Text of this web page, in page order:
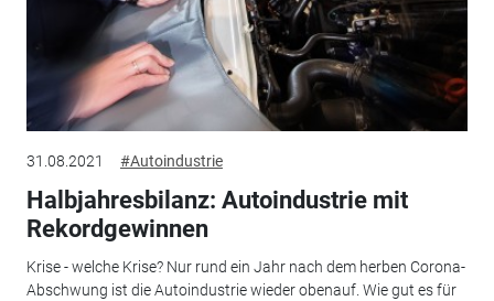
31.08.2021 #Autoindustrie
Halbjahresbilanz: Autoindustrie mit
Rekordgewinnen
Krise - welche Krise? Nur rund ein Jahr nach dem herben Corona-
Abschwung ist die Autoindustrie wieder obenauf. Wie gut es für